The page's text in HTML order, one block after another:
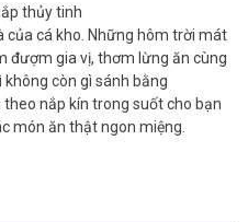
thủy tinh
của cá kho. Những hôm trời mát
đượm gia vị, thơm lừng ăn cùng
còn gì sánh bằng
nắp kín trong suốt cho bạn
món ăn thật ngon miệng.